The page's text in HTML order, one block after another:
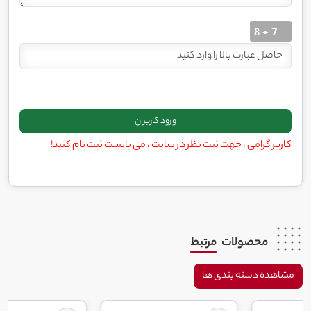
کاربر گرامی ، جهت ثبت نظر در سایت ، می بایست ثبت نام کنید!
محصولات مرتبط
مشاهده دسته بندی ها